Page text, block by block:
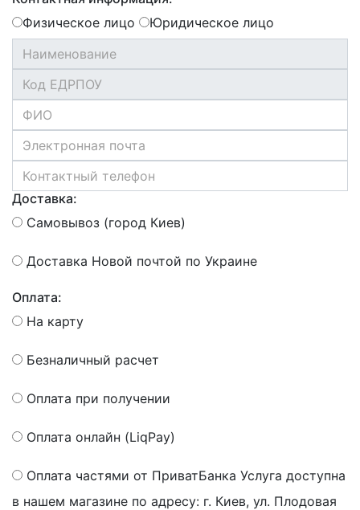
Физическое лицо
Юридическое лицо
Доставка:
Самовывоз (город Киев)
Доставка Новой почтой по Украине
Оплата:
На карту
Безналичный расчет
Оплата при получении
Оплата онлайн (LiqPay)
Оплата частями от ПриватБанка Услуга доступна
в нашем магазине по адресу: г. Киев, ул. Плодовая